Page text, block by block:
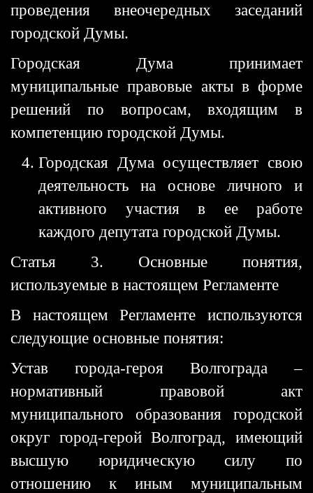
проведения внеочередных заседаний
городской Думы.
Городская Дума принимает
муниципальные правовые акты в форме
решений по вопросам, входящим в
компетенцию городской Думы.
Городская Дума осуществляет свою
деятельность на основе личного и
активного участия в ее работе
каждого депутата городской Думы.
Статья 3. Основные понятия,
используемые в настоящем Регламенте
В настоящем Регламенте используются
следующие основные понятия:
Устав города-героя Волгограда –
нормативный правовой акт
муниципального образования городской
округ город-герой Волгоград, имеющий
высшую юридическую силу по
отношению к иным муниципальным